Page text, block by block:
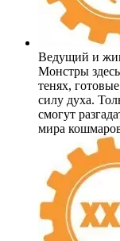
Ведущий и
Монстры
тенях,
силу духа.
смогут
мира